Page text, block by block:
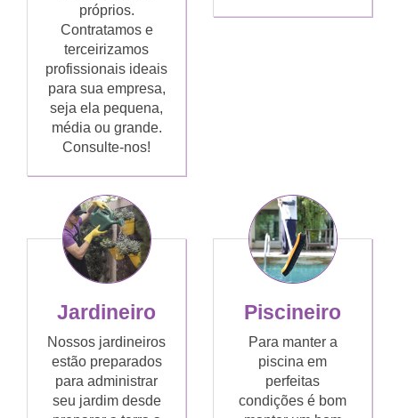
próprios.
Contratamos e
terceirizamos
profissionais ideais
para sua empresa,
seja ela pequena,
média ou grande.
Consulte-nos!
Jardineiro
Nossos jardineiros
estão preparados
para administrar
seu jardim desde
Piscineiro
Para manter a
piscina em
perfeitas
condições é bom